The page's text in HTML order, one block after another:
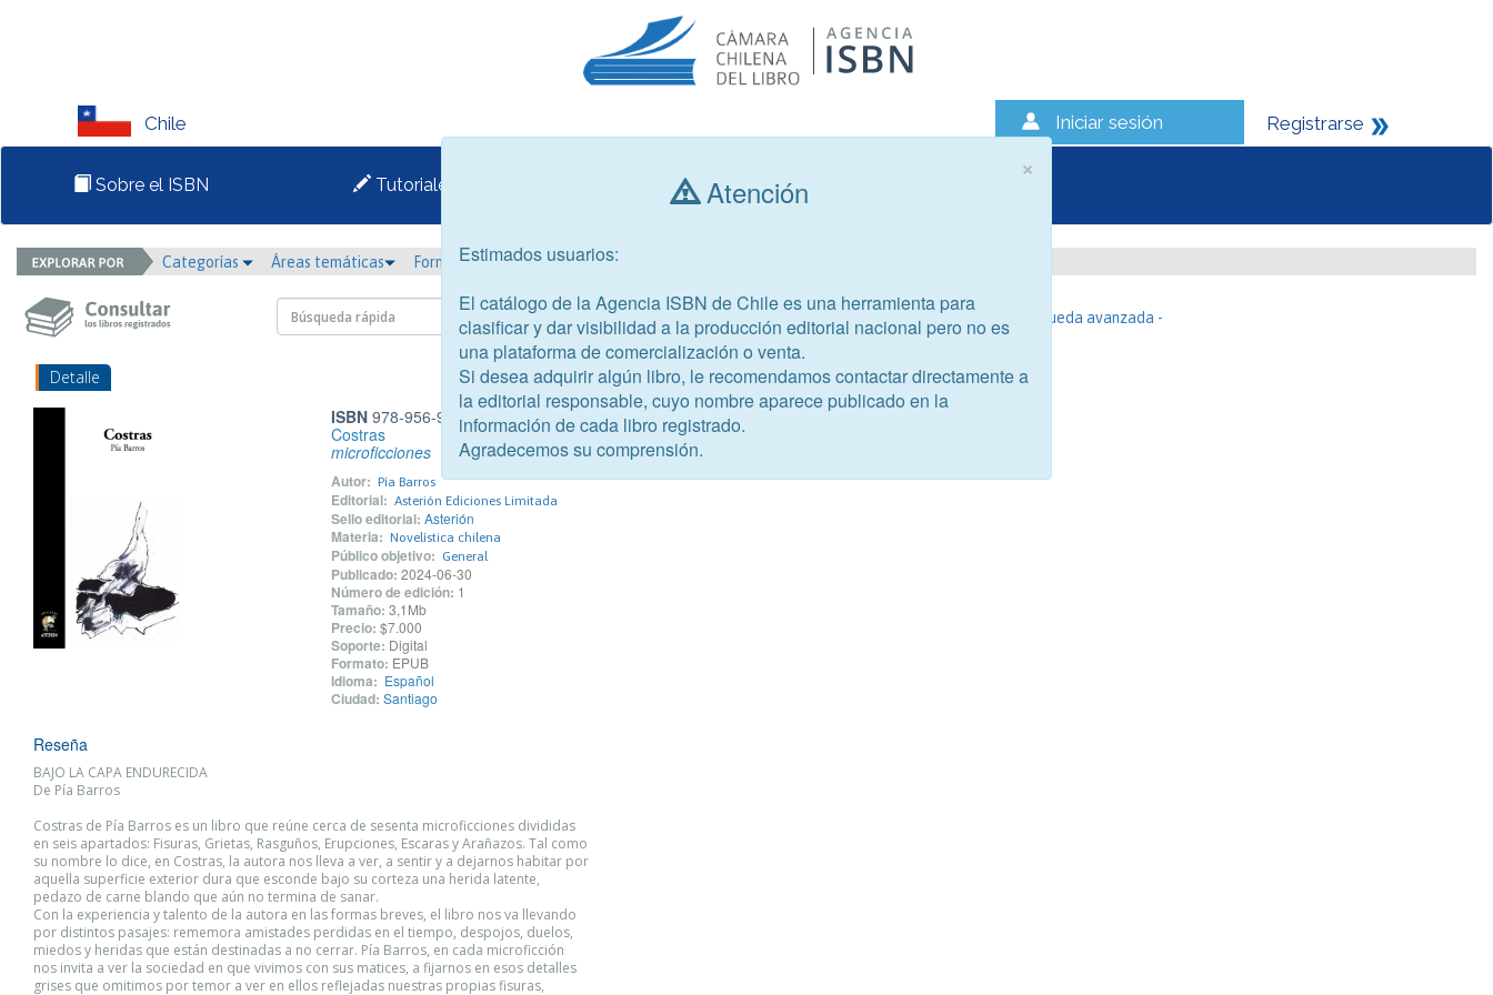
Chile Iniciar sesión Registrarse
Sobre el ISBN Tutoriales Consultar libros
Categorías Áreas temáticas Formato Año de publicación
- Búsqueda avanzada -
Detalle
ISBN978-956-9985-82-9
Costras
microficciones
Autor: Pía Barros
Editorial: Asterión Ediciones Limitada
Sello editorial: Asterión
Materia: Novelística chilena
Público objetivo: General
Publicado: 2024-06-30
Número de edición: 1
Tamaño: 3,1Mb
Precio: $7.000
Soporte: Digital
Formato: EPUB
Idioma: Español
Ciudad: Santiago
Reseña
BAJO LA CAPA ENDURECIDA
De Pía Barros
Costras de Pía Barros es un libro que reúne cerca de sesenta microficciones divididas
en seis apartados: Fisuras, Grietas, Rasguños, Erupciones, Escaras y Arañazos. Tal como
su nombre lo dice, en Costras, la autora nos lleva a ver, a sentir y a dejarnos habitar por
aquella superficie exterior dura que esconde bajo su corteza una herida latente,
pedazo de carne blando que aún no termina de sanar.
Con la experiencia y talento de la autora en las formas breves, el libro nos va llevando
por distintos pasajes: rememora amistades perdidas en el tiempo, despojos, duelos,
miedos y heridas que están destinadas a no cerrar. Pía Barros, en cada microficción
nos invita a ver la sociedad en que vivimos con sus matices, a fijarnos en esos detalles
grises que omitimos por temor a ver en ellos reflejadas nuestras propias fisuras,
×
Atención
Estimados usuarios:
El catálogo de la Agencia ISBN de Chile es una herramienta para
clasificar y dar visibilidad a la producción editorial nacional pero no es
una plataforma de comercialización o venta.
Si desea adquirir algún libro, le recomendamos contactar directamente a
la editorial responsable, cuyo nombre aparece publicado en la
información de cada libro registrado.
Agradecemos su comprensión.